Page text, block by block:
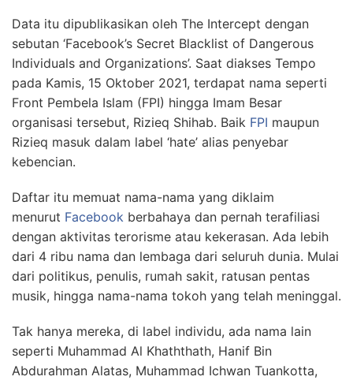
Data itu dipublikasikan oleh The Intercept dengan
sebutan ‘Facebook’s Secret Blacklist of Dangerous
Individuals and Organizations’. Saat diakses Tempo
pada Kamis, 15 Oktober 2021, terdapat nama seperti
Front Pembela Islam (FPI) hingga Imam Besar
organisasi tersebut, Rizieq Shihab. Baik FPI maupun
Rizieq masuk dalam label ‘hate’ alias penyebar
kebencian.
Daftar itu memuat nama-nama yang diklaim
menurut Facebook berbahaya dan pernah terafiliasi
dengan aktivitas terorisme atau kekerasan. Ada lebih
dari 4 ribu nama dan lembaga dari seluruh dunia. Mulai
dari politikus, penulis, rumah sakit, ratusan pentas
musik, hingga nama-nama tokoh yang telah meninggal.
Tak hanya mereka, di label individu, ada nama lain
seperti Muhammad Al Khaththath, Hanif Bin
Abdurahman Alatas, Muhammad Ichwan Tuankotta,